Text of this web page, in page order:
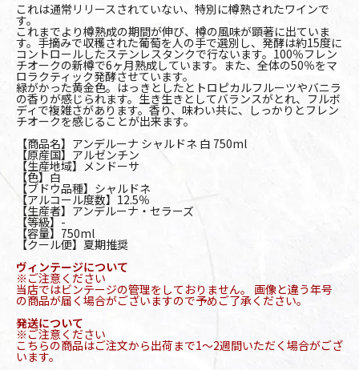
これは通常リリースされていない、特別に樽熟されたワインで
す。
これまでより樽熟成の期間が伸び、樽の風味が顕著に出ていま
す。手摘みで収穫された葡萄を人の手で選別し、発酵は約15度に
コントロールしたステンレスタンクで行ないます。100％フレン
チオークの新樽で6ヶ月熟成しています。また、全体の50％をマ
ロラクティック発酵させています。
緑がかった黄金色。はっきとしたとトロピカルフルーツやバニラ
の香りが感じられます。生き生きとしてバランスがとれ、フルボ
ディで複雑さがあります。香り、味わい共に、しっかりとフレン
チオークを感じることが出来ます。
【商品名】アンデルーナ シャルドネ 白 750ml
【原産国】アルゼンチン
【生産地域】メンドーサ
【色】白
【ブドウ品種】シャルドネ
【アルコール度数】12.5％
【生産者】アンデルーナ・セラーズ
【等級】-
【容量】750ml
【クール便】夏期推奨
ヴィンテージについて
※ご注意ください
当店ではビンテージの管理をしておりません。 画像と違う年号
の商品が届く場合がございますので予めご了承ください。
発送について
※ご注意ください
こちらの商品はご注文から出荷まで1～2週間いただく場合がござ
います。